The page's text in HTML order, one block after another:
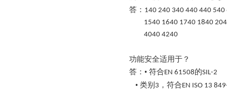
答： 140 240 340 440 440 540
1540 1640 1740 1840
4040 4240
功能安全适用于？
答： • 符合EN 61508的SIL-2
• 类别 3 ，符合EN ISO 13